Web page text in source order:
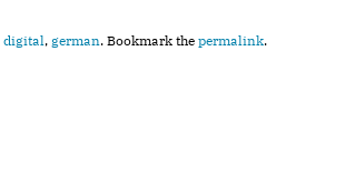
digital, german. Bookmark the permalink.